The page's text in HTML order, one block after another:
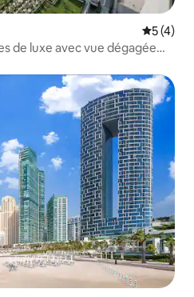
5 (4)
de luxe avec vue dégagée